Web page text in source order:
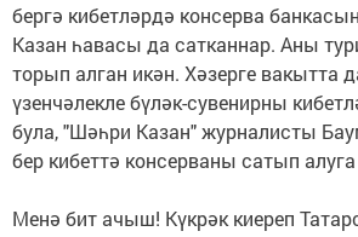
бергә кибетләрдә консерва
Казан һавасы да сатканнар. Аны
торып алган икән. Хәзерге вакытта
үзенчәлекле бүләк-сувенирны
була, "Шәһри Казан" журналисты
бер кибеттә консерваны сатып
Менә бит ачыш! Күкрәк киереп